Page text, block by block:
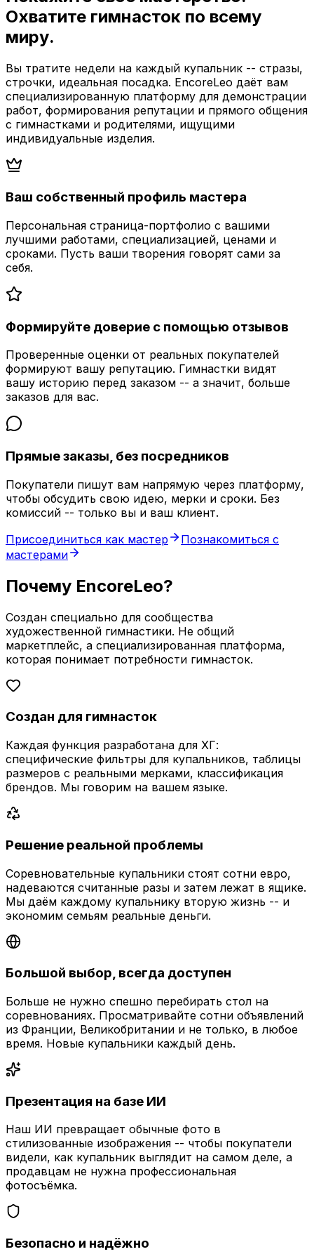
Охватите гимнасток по всему
миру.
Вы тратите недели на каждый купальник -- стразы,
строчки, идеальная посадка. EncoreLeo даёт вам
специализированную платформу для демонстрации
работ, формирования репутации и прямого общения
с гимнастками и родителями, ищущими
индивидуальные изделия.
Ваш собственный профиль мастера
Персональная страница-портфолио с вашими
лучшими работами, специализацией, ценами и
сроками. Пусть ваши творения говорят сами за
себя.
Формируйте доверие с помощью отзывов
Проверенные оценки от реальных покупателей
формируют вашу репутацию. Гимнастки видят
вашу историю перед заказом -- а значит, больше
заказов для вас.
Прямые заказы, без посредников
Покупатели пишут вам напрямую через платформу,
чтобы обсудить свою идею, мерки и сроки. Без
комиссий -- только вы и ваш клиент.
Присоединиться как мастер
Познакомиться с
мастерами
Почему EncoreLeo?
Создан специально для сообщества
художественной гимнастики. Не общий
маркетплейс, а специализированная платформа,
которая понимает потребности гимнасток.
Создан для гимнасток
Каждая функция разработана для ХГ:
специфические фильтры для купальников, таблицы
размеров с реальными мерками, классификация
брендов. Мы говорим на вашем языке.
Решение реальной проблемы
Соревновательные купальники стоят сотни евро,
надеваются считанные разы и затем лежат в ящике.
Мы даём каждому купальнику вторую жизнь -- и
экономим семьям реальные деньги.
Большой выбор, всегда доступен
Больше не нужно спешно перебирать стол на
соревнованиях. Просматривайте сотни объявлений
из Франции, Великобритании и не только, в любое
время. Новые купальники каждый день.
Презентация на базе ИИ
Наш ИИ превращает обычные фото в
стилизованные изображения -- чтобы покупатели
видели, как купальник выглядит на самом деле, а
продавцам не нужна профессиональная
фотосъёмка.
Безопасно и надёжно